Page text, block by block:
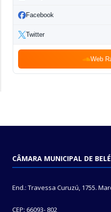
Facebook
Twitter
Web
CÂMARA MUNICIPAL DE
End.: Travessa Curuzú, 1755.
CEP: 66093- 802